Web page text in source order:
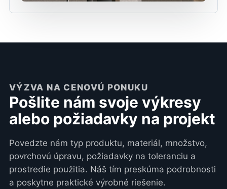
VÝZVA NA CENOVÚ PONUKU
Pošlite nám svoje výkresy
alebo požiadavky na projekt
Povedzte nám typ produktu, materiál, množstvo,
povrchovú úpravu, požiadavky na toleranciu a
prostredie použitia. Náš tím preskúma podrobnosti
a poskytne praktické výrobné riešenie.